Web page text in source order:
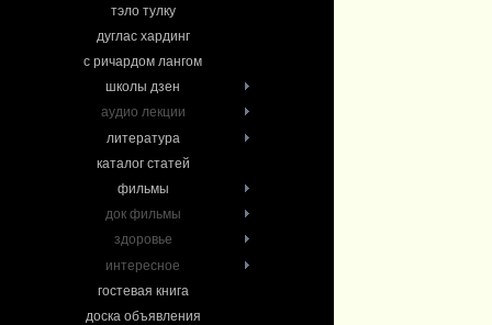
тэло тулку
дуглас хардинг
с ричардом лангом
школы дзен
аудио лекции
литература
каталог статей
фильмы
док фильмы
здоровье
интересное
гостевая книга
доска объявления